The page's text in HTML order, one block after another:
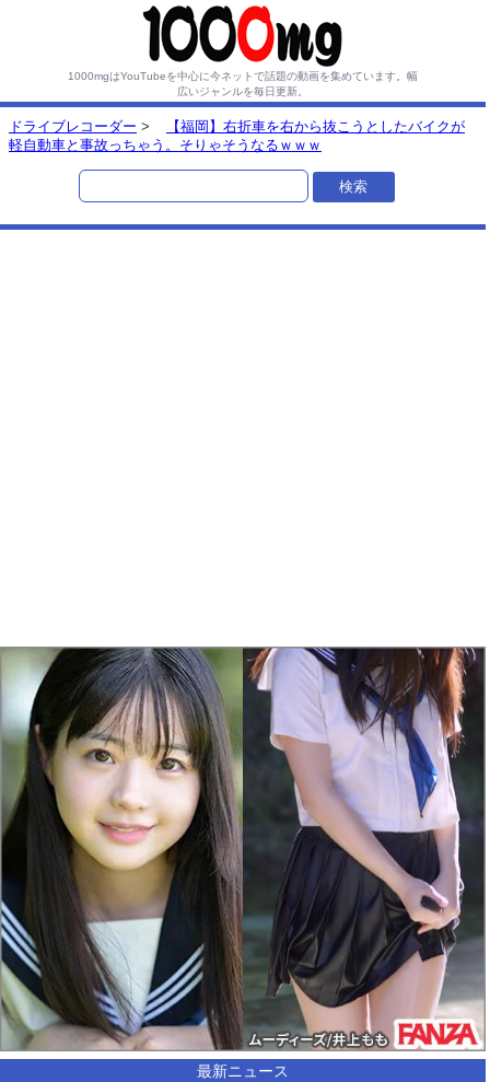
1000mgはYouTubeを中心に今ネットで話題の動画を集めています。 幅
広いジャンルを毎日更新。
ドライブレコーダー >
【福岡】右折車を右から抜こうとしたバイクが
軽自動車と事故っちゃう。そりゃそうなるｗｗｗ
最新ニュース